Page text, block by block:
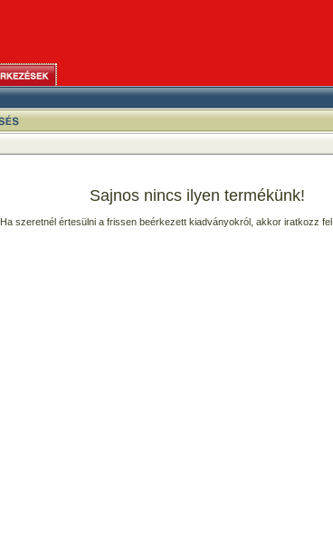
Sajnos nincs ilyen termékünk!
Ha szeretnél értesülni a frissen beérkezett kiadványokról, akkor iratkozz fel